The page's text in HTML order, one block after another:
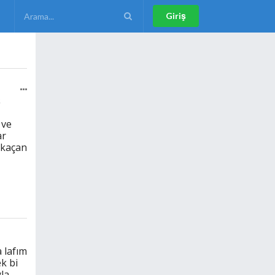
bi
Giriş